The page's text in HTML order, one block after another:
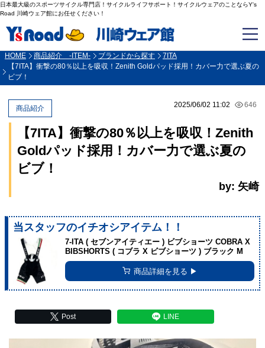
日本最大級のスポーツサイクル専門店！サイクルライフサポート！サイクルウェアのことならY's
Road 川崎ウェア館にお任せください！
HOME 商品紹介 -ITEM- ブランドから探す
7ITA
【7ITA】衝撃の80％以上を吸収！Zenith Goldパッド採用！カバー力で選ぶ夏の
ビブ！
2025/06/02 11:02 646
商品紹介
【7ITA】衝撃の80％以上を吸収！Zenith
Goldパッド採用！カバー力で選ぶ夏の
ビブ！
by: 矢崎
当スタッフのイチオシアイテム！！
7-ITA ( セブンアイティエー ) ビブショーツ COBRA X
BIBSHORTS ( コブラ X ビブショーツ ) ブラック M
商品詳細を見る ▶︎
Post LINE